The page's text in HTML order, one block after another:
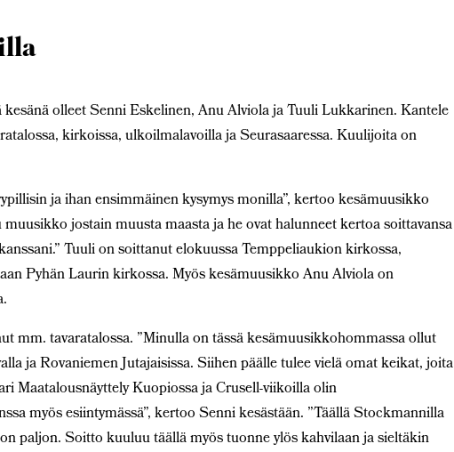
olleet Senni Eskelinen, Anu Alviola ja Tuuli Lukkarinen. Kantele
kirkoissa, ulkoilmalavoilla ja Seurasaaressa. Kuulijoita on
ja ihan ensimmäinen kysymys monilla”, kertoo kesämuusikko
jostain muusta maasta ja he ovat halunneet kertoa soittavansa
Tuuli on soittanut elokuussa Temppeliaukion kirkossa,
Pyhän Laurin kirkossa. Myös kesämuusikko Anu Alviola on
mm. tavaratalossa. ”Minulla on tässä kesämuusikkohommassa ollut
ja Rovaniemen Jutajaisissa. Siihen päälle tulee vielä omat keikat, joita
Maatalousnäyttely Kuopiossa ja Crusell-viikoilla olin
myös esiintymässä”, kertoo Senni kesästään. ”Täällä Stockmannilla
paljon. Soitto kuuluu täällä myös tuonne ylös kahvilaan ja sieltäkin